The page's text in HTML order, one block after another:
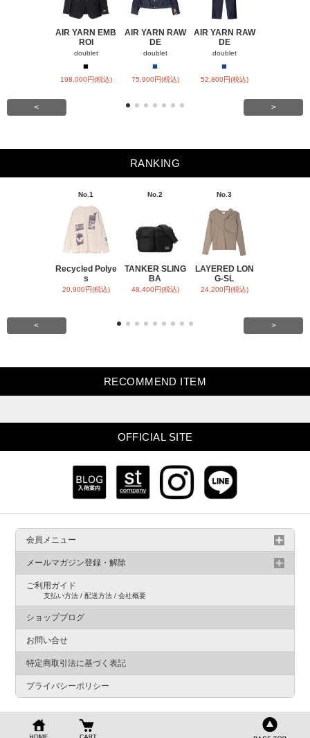
AIR YARN EMB
ROI
doublet
■
198,000円(税込)
AIR YARN RAW
DE
doublet
■
75,900円(税込)
AIR YARN RAW
DE
doublet
■
52,800円(税込)
< >
RANKING
No.1
Recycled Polye
s
20,900円(税込)
No.2
TANKER SLING
BA
48,400円(税込)
No.3
LAYERED LON
G-SL
24,200円(税込)
< >
RECOMMEND ITEM
OFFICIAL SITE
会員メニュー
メールマガジン登録・解除
ご利用ガイド
支払い方法 / 配送方法 / 会社概要
ショップブログ
お問い合せ
特定商取引法に基づく表記
プライバシーポリシー